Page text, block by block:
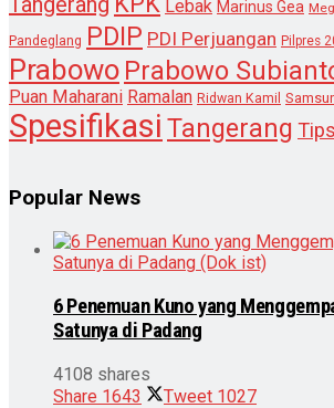
Lebak Marinus Gea
Pandeglang PDIP PDI Perjuangan Pilpres
Prabowo Prabowo
Puan Maharani Ramalan Ridwan Kamil
Spesifikasi Tangerang Tips
Popular News
6 Penemuan Kuno yang
Satunya di Padang
4108 shares
Share 1643 Tweet 1027